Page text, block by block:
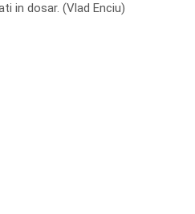
in dosar. (Vlad Enciu)